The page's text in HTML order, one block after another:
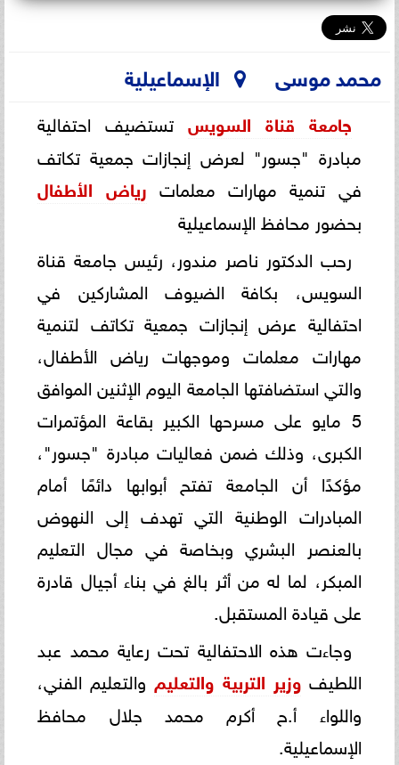
محمد موسى الإسماعيلية
جامعة قناة السويستستضيف احتفالية
مبادرة "جسور" لعرض إنجازات جمعية تكاتف
في تنمية مهارات معلمات رياض الأطفال
بحضور محافظ الإسماعيلية
رحب الدكتور ناصر مندور، رئيس جامعة قناة
السويس، بكافة الضيوف المشاركين في
احتفالية عرض إنجازات جمعية تكاتف لتنمية
مهارات معلمات وموجهات رياض الأطفال،
والتي استضافتها الجامعة اليوم الإثنين الموافق
5 مايو على مسرحها الكبير بقاعة المؤتمرات
الكبرى، وذلك ضمن فعاليات مبادرة "جسور"،
مؤكدًا أن الجامعة تفتح أبوابها دائمًا أمام
المبادرات الوطنية التي تهدف إلى النهوض
بالعنصر البشري وبخاصة في مجال التعليم
المبكر، لما له من أثر بالغ في بناء أجيال قادرة
على قيادة المستقبل.
وجاءت هذه الاحتفالية تحت رعاية محمد عبد
اللطيفوزير التربية والتعليم والتعليم الفني،
واللواء أ.ح أكرم محمد جلال محافظ
الإسماعيلية.